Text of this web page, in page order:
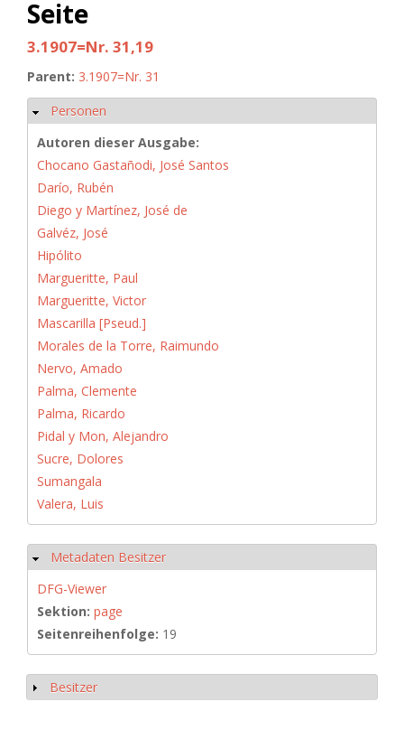
Seite
3.1907=Nr. 31,19
Parent: 3.1907=Nr. 31
Ausblenden
Personen
Autoren dieser Ausgabe:
Chocano Gastañodi, José Santos
Darío, Rubén
Diego y Martínez, José de
Galvéz, José
Hipólito
Margueritte, Paul
Margueritte, Victor
Mascarilla [Pseud.]
Morales de la Torre, Raimundo
Nervo, Amado
Palma, Clemente
Palma, Ricardo
Pidal y Mon, Alejandro
Sucre, Dolores
Sumangala
Valera, Luis
Ausblenden
Metadaten Besitzer
DFG-Viewer
Sektion: page
Seitenreihenfolge: 19
Anzeigen
Besitzer